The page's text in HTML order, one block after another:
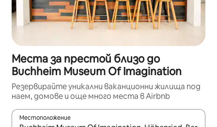
Места за престой близо до
Buchheim Museum Of Imagination
Резервирайте уникални ваканционни жилища под
наем, домове и още много места в Airbnb
Местоположение